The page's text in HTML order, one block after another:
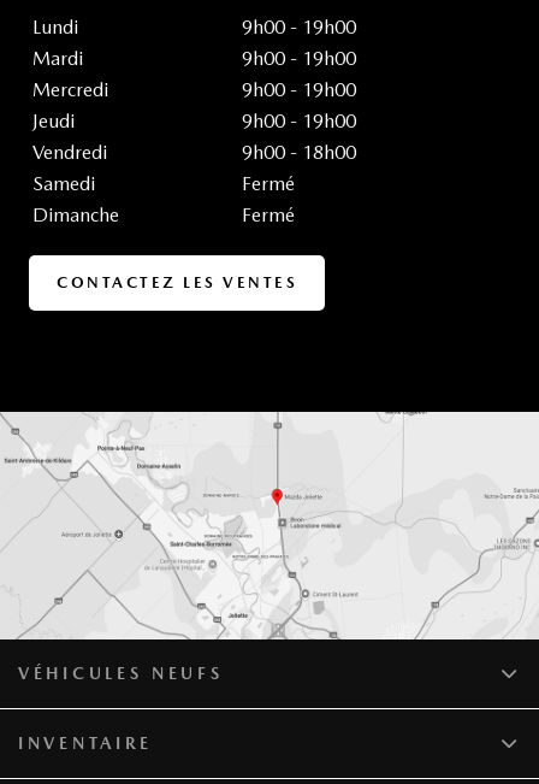
Lundi
9h00 - 19h00
Mardi
9h00 - 19h00
Mercredi
9h00 - 19h00
Jeudi
9h00 - 19h00
Vendredi
9h00 - 18h00
Samedi
Fermé
Dimanche
Fermé
CONTACTEZ LES VENTES
VÉHICULES NEUFS
INVENTAIRE